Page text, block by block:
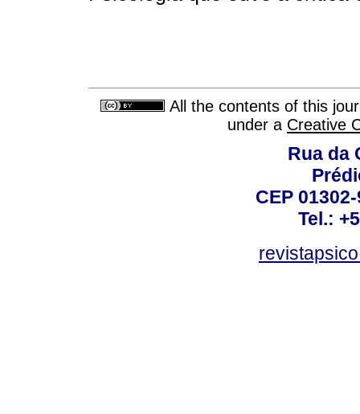
All the contents of this
under a Creative
Rua da
CEP
Tel.: